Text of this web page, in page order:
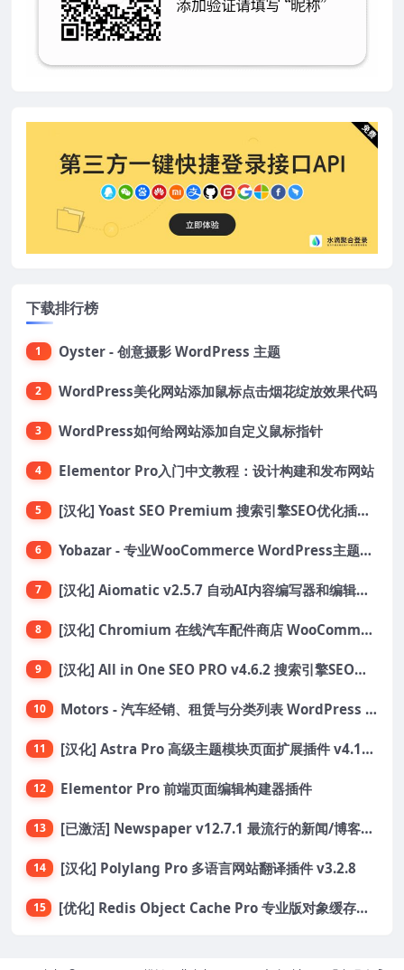
下载排行榜
1 Oyster - 创意摄影 WordPress 主题
2 WordPress美化网站添加鼠标点击烟花绽放效果代码
3 WordPress如何给网站添加自定义鼠标指针
4 Elementor Pro入门中文教程：设计构建和发布网站
5 [汉化] Yoast SEO Premium 搜索引擎SEO优化插件+全套扩展附件
6 Yobazar - 专业WooCommerce WordPress主题，助力在线商店
7 [汉化] Aiomatic v2.5.7 自动AI内容编写器和编辑器GPT-3和GPT-4等AI工具包
8 [汉化] Chromium 在线汽车配件商店 WooCommerce 主题 v1.3.28
9 [汉化] All in One SEO PRO v4.6.2 搜索引擎SEO优化WordPress插件
10 Motors - 汽车经销、租赁与分类列表 WordPress 主题
11 [汉化] Astra Pro 高级主题模块页面扩展插件 v4.11.6
12 Elementor Pro 前端页面编辑构建器插件
13 [已激活] Newspaper v12.7.1 最流行的新闻/博客主题
14 [汉化] Polylang Pro 多语言网站翻译插件 v3.2.8
15 [优化] Redis Object Cache Pro 专业版对象缓存WordPress插件 v1.21.0